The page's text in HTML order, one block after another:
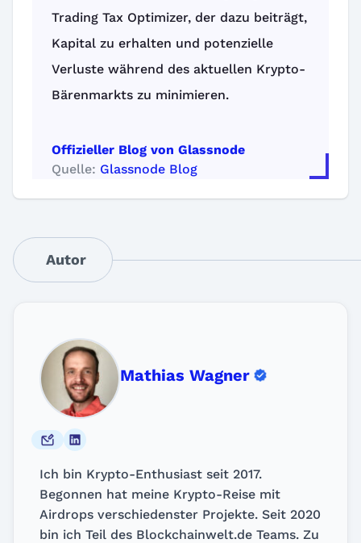
Trading Tax Optimizer, der dazu beiträgt,
Kapital zu erhalten und potenzielle
Verluste während des aktuellen Krypto-
Bärenmarkts zu minimieren.
Offizieller Blog von Glassnode
Quelle: Glassnode Blog
Autor
Mathias Wagner
Ich bin Krypto-Enthusiast seit 2017.
Begonnen hat meine Krypto-Reise mit
Airdrops verschiedenster Projekte. Seit 2020
bin ich Teil des Blockchainwelt.de Teams. Zu